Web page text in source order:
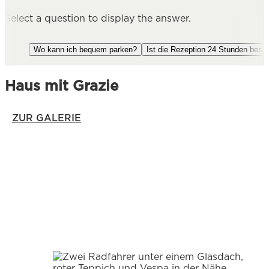
Select a question to display the answer.
Wo kann ich bequem parken? Ist die Rezeption 24 Stunden
Haus mit Grazie
ZUR GALERIE